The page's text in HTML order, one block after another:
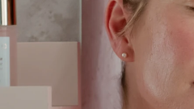
issa™ Teeth Whitening
Svenska
简体中文